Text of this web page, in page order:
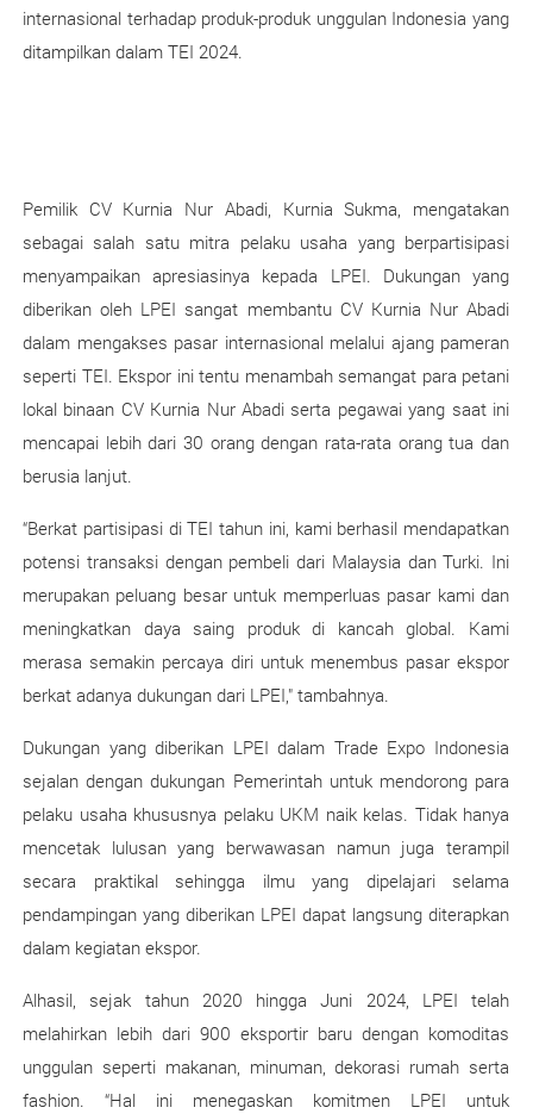
internasional terhadap produk-produk unggulan Indonesia yang
ditampilkan dalam TEI 2024.
Pemilik CV Kurnia Nur Abadi, Kurnia Sukma, mengatakan
sebagai salah satu mitra pelaku usaha yang berpartisipasi
menyampaikan apresiasinya kepada LPEI. Dukungan yang
diberikan oleh LPEI sangat membantu CV Kurnia Nur Abadi
dalam mengakses pasar internasional melalui ajang pameran
seperti TEI. Ekspor ini tentu menambah semangat para petani
lokal binaan CV Kurnia Nur Abadi serta pegawai yang saat ini
mencapai lebih dari 30 orang dengan rata-rata orang tua dan
berusia lanjut.
“Berkat partisipasi di TEI tahun ini, kami berhasil mendapatkan
potensi transaksi dengan pembeli dari Malaysia dan Turki. Ini
merupakan peluang besar untuk memperluas pasar kami dan
meningkatkan daya saing produk di kancah global. Kami
merasa semakin percaya diri untuk menembus pasar ekspor
berkat adanya dukungan dari LPEI," tambahnya.
Dukungan yang diberikan LPEI dalam Trade Expo Indonesia
sejalan dengan dukungan Pemerintah untuk mendorong para
pelaku usaha khususnya pelaku UKM naik kelas. Tidak hanya
mencetak lulusan yang berwawasan namun juga terampil
secara praktikal sehingga ilmu yang dipelajari selama
pendampingan yang diberikan LPEI dapat langsung diterapkan
dalam kegiatan ekspor.
Alhasil, sejak tahun 2020 hingga Juni 2024, LPEI telah
melahirkan lebih dari 900 eksportir baru dengan komoditas
unggulan seperti makanan, minuman, dekorasi rumah serta
fashion. “Hal ini menegaskan komitmen LPEI untuk